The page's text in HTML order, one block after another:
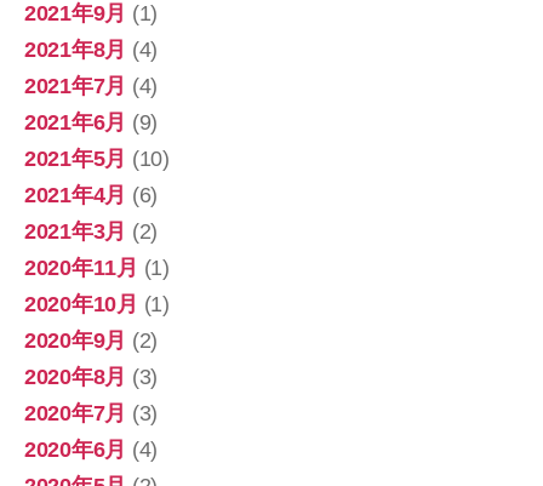
2021年9月 (1)
2021年8月 (4)
2021年7月 (4)
2021年6月 (9)
2021年5月 (10)
2021年4月 (6)
2021年3月 (2)
2020年11月 (1)
2020年10月 (1)
2020年9月 (2)
2020年8月 (3)
2020年7月 (3)
2020年6月 (4)